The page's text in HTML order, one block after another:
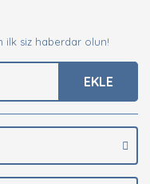
ilk siz haberdar olun!
EKLE